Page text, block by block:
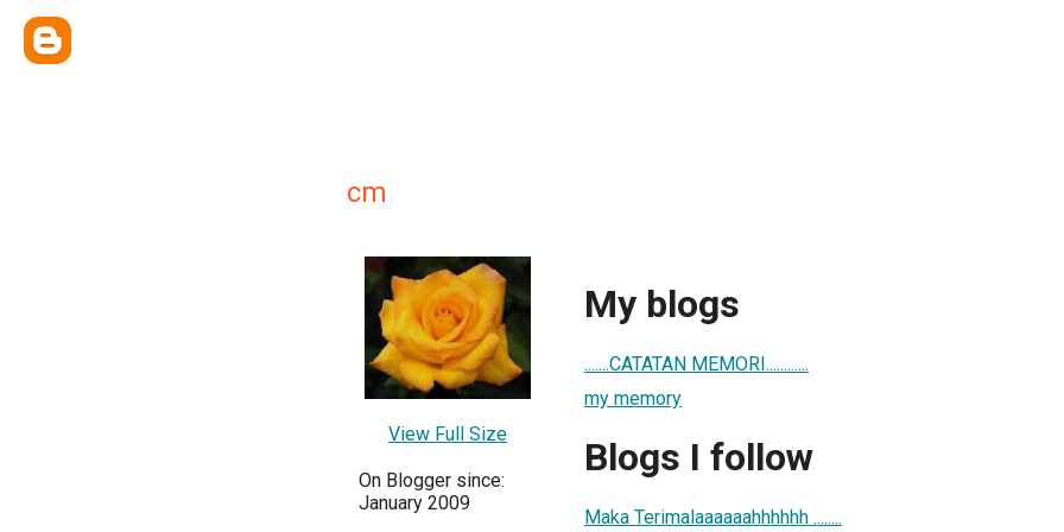
cm
View Full Size
On Blogger since:
January 2009
My blogs
.......CATATAN MEMORI............
my memory
Blogs I follow
Maka Terimalaaaaaahhhhhh ........